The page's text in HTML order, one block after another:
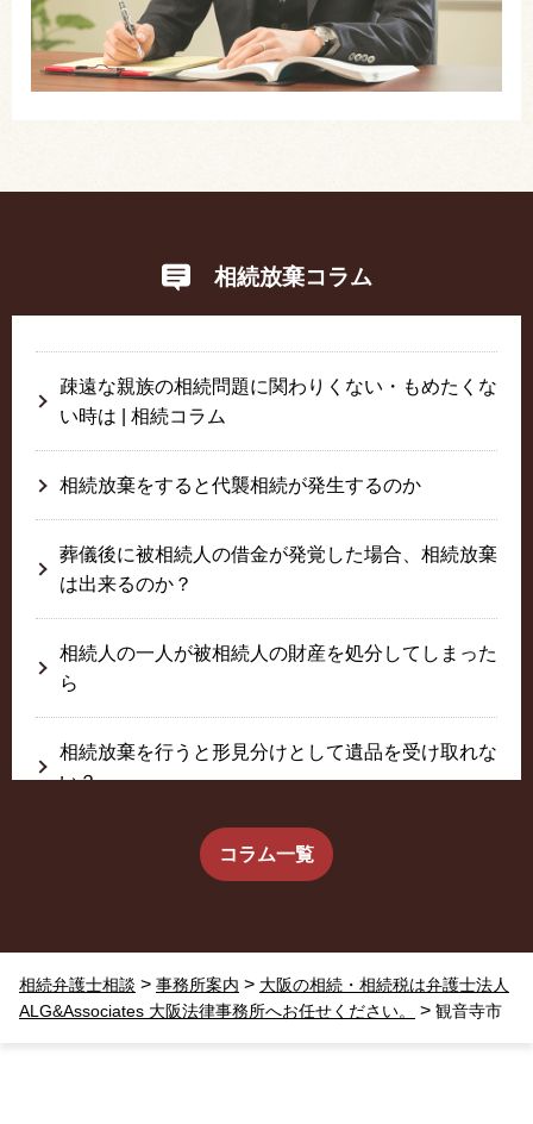
相続放棄コラム
疎遠な親族の相続問題に関わりくない・もめたくな
い時は | 相続コラム
相続放棄をすると代襲相続が発生するのか
葬儀後に被相続人の借金が発覚した場合、相続放棄
は出来るのか？
相続人の一人が被相続人の財産を処分してしまった
ら
相続放棄を行うと形見分けとして遺品を受け取れな
い？
生前に相続放棄すると約束した念書は有効か？
相続放棄した結果、思い出の詰まったこの家から追
い出されました。
コラム一覧
相続弁護士相談 > 事務所案内 > 大阪の相続・相続税は弁護士法人
ALG&Associates 大阪法律事務所へお任せください。
> 観音寺市